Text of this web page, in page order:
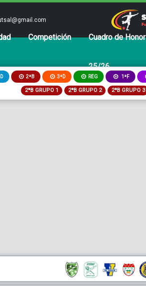
Competición Cuadro de Honor
25/26
2ªB 3ªD REG 1ªF
2ªB GRUPO 1 2ªB GRUPO 2 2ªB GRUPO 3